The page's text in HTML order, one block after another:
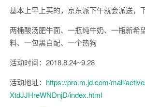
基本上早上买的，京东派下午就会派送
两桶酸汤肥牛面、一瓶纯牛奶、一瓶新希
料、一包黑白配、一个热狗
活动时间：2018.8.24~9.28
活动地址： https://pro.m.jd.com/mall/
XtdJJHreWNDnjD/index.html